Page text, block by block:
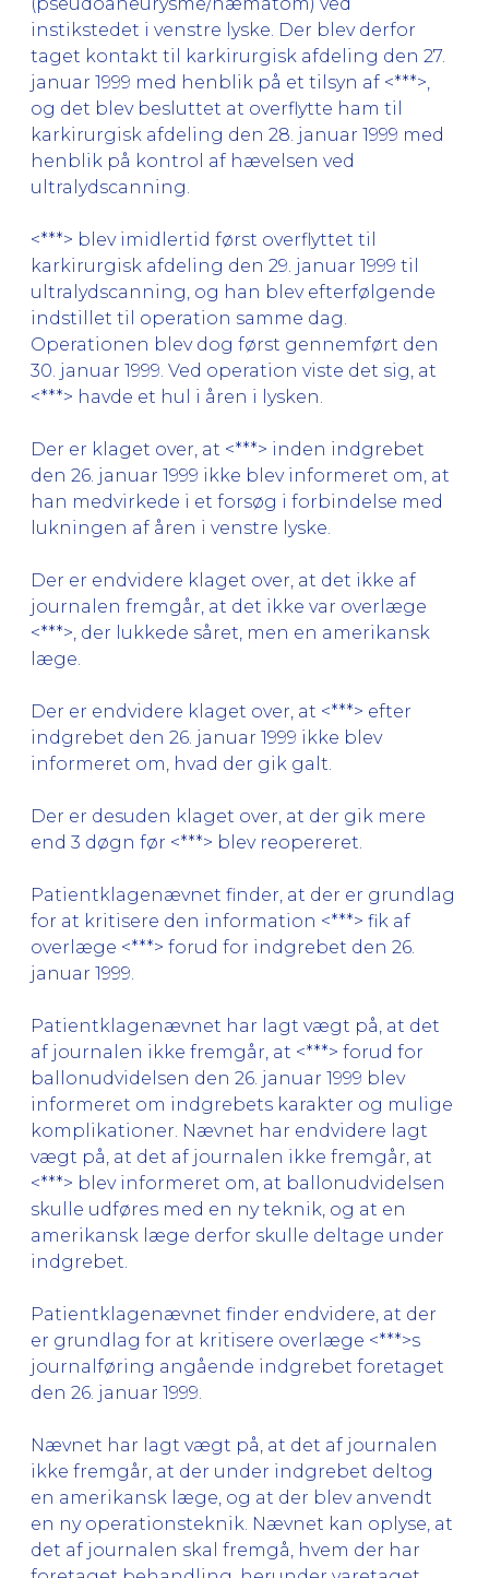
instikstedet i venstre lyske. Der blev derfor
taget kontakt til karkirurgisk afdeling den 27.
januar 1999 med henblik på et tilsyn af <***>,
og det blev besluttet at overflytte ham til
karkirurgisk afdeling den 28. januar 1999 med
henblik på kontrol af hævelsen ved
ultralydscanning.
<***> blev imidlertid først overflyttet til
karkirurgisk afdeling den 29. januar 1999 til
ultralydscanning, og han blev efterfølgende
indstillet til operation samme dag.
Operationen blev dog først gennemført den
30. januar 1999. Ved operation viste det sig, at
<***> havde et hul i åren i lysken.
Der er klaget over, at <***> inden indgrebet
den 26. januar 1999 ikke blev informeret om, at
han medvirkede i et forsøg i forbindelse med
lukningen af åren i venstre lyske.
Der er endvidere klaget over, at det ikke af
journalen fremgår, at det ikke var overlæge
<***>, der lukkede såret, men en amerikansk
læge.
Der er endvidere klaget over, at <***> efter
indgrebet den 26. januar 1999 ikke blev
informeret om, hvad der gik galt.
Der er desuden klaget over, at der gik mere
end 3 døgn før <***> blev reopereret.
Patientklagenævnet finder, at der er grundlag
for at kritisere den information <***> fik af
overlæge <***> forud for indgrebet den 26.
januar 1999.
Patientklagenævnet har lagt vægt på, at det
af journalen ikke fremgår, at <***> forud for
ballonudvidelsen den 26. januar 1999 blev
informeret om indgrebets karakter og mulige
komplikationer. Nævnet har endvidere lagt
vægt på, at det af journalen ikke fremgår, at
<***> blev informeret om, at ballonudvidelsen
skulle udføres med en ny teknik, og at en
amerikansk læge derfor skulle deltage under
indgrebet.
Patientklagenævnet finder endvidere, at der
er grundlag for at kritisere overlæge <***>s
journalføring angående indgrebet foretaget
den 26. januar 1999.
Nævnet har lagt vægt på, at det af journalen
ikke fremgår, at der under indgrebet deltog
en amerikansk læge, og at der blev anvendt
en ny operationsteknik. Nævnet kan oplyse, at
det af journalen skal fremgå, hvem der har